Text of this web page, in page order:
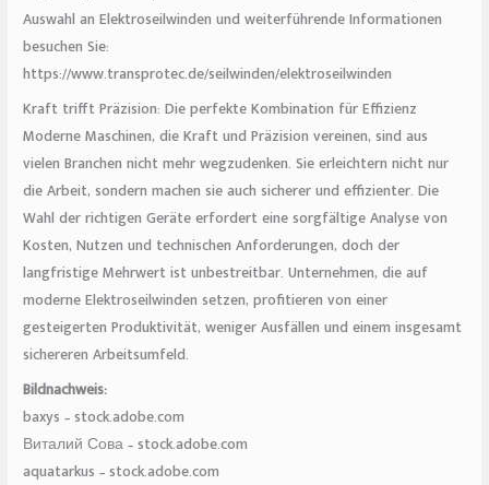
Auswahl an Elektroseilwinden und weiterführende Informationen
besuchen Sie:
https://www.transprotec.de/seilwinden/elektroseilwinden
Kraft trifft Präzision: Die perfekte Kombination für Effizienz
Moderne Maschinen, die Kraft und Präzision vereinen, sind aus
vielen Branchen nicht mehr wegzudenken. Sie erleichtern nicht nur
die Arbeit, sondern machen sie auch sicherer und effizienter. Die
Wahl der richtigen Geräte erfordert eine sorgfältige Analyse von
Kosten, Nutzen und technischen Anforderungen, doch der
langfristige Mehrwert ist unbestreitbar. Unternehmen, die auf
moderne Elektroseilwinden setzen, profitieren von einer
gesteigerten Produktivität, weniger Ausfällen und einem insgesamt
sichereren Arbeitsumfeld.
Bildnachweis:
baxys – stock.adobe.com
Виталий Сова – stock.adobe.com
aquatarkus – stock.adobe.com